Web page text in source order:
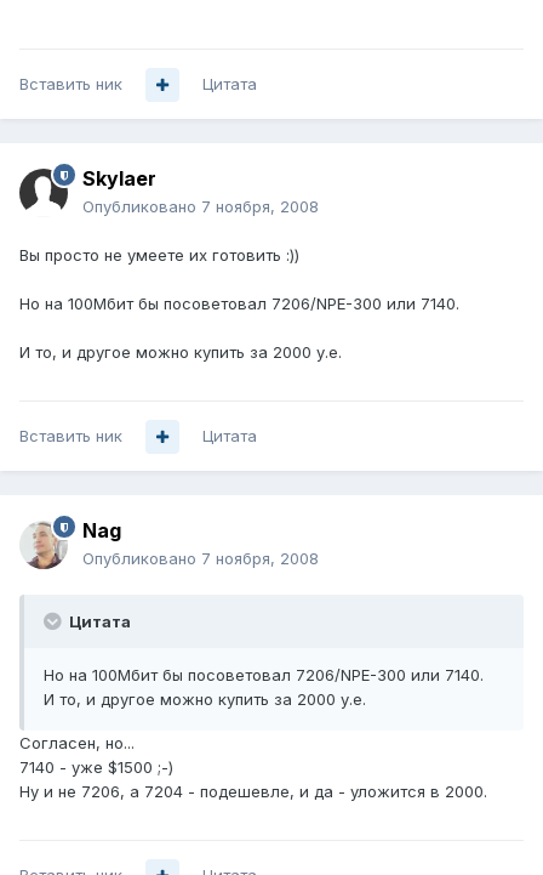
Вставить ник Цитата
Skylaer
Опубликовано 7 ноября, 2008
Вы просто не умеете их готовить :))
Но на 100Мбит бы посоветовал 7206/NPE-300 или 7140.
И то, и другое можно купить за 2000 у.е.
Вставить ник Цитата
Nag
Опубликовано 7 ноября, 2008
Цитата
Но на 100Мбит бы посоветовал 7206/NPE-300 или 7140.
И то, и другое можно купить за 2000 у.е.
Согласен, но...
7140 - уже $1500 ;-)
Ну и не 7206, а 7204 - подешевле, и да - уложится в 2000.